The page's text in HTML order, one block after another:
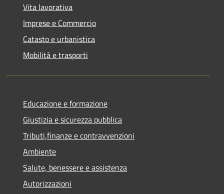
Vita lavorativa
Imprese e Commercio
Catasto e urbanistica
Mobilità e trasporti
Educazione e formazione
Giustizia e sicurezza pubblica
Tributi,finanze e contravvenzioni
Ambiente
Salute, benessere e assistenza
Autorizzazioni